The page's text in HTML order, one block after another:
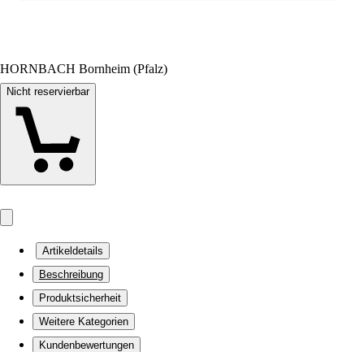
HORNBACH Bornheim (Pfalz)
Nicht reservierbar
Artikeldetails
Beschreibung
Produktsicherheit
Weitere Kategorien
Kundenbewertungen